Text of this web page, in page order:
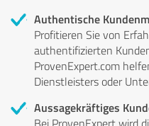
Authentische
Profitieren Sie von
authentifizierten
ProvenExpert.com
Dienstleisters oder
Aussagekräftiges